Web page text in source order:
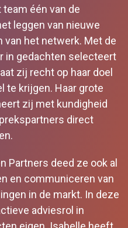
één van de
leggen van nieuwe
het netwerk. Met de
in gedachten selecteert
zij recht op haar doel
te krijgen. Haar grote
zij met kundigheid
direct
Partners deed ze ook al
en communiceren van
in de markt. In deze
adviesrol in